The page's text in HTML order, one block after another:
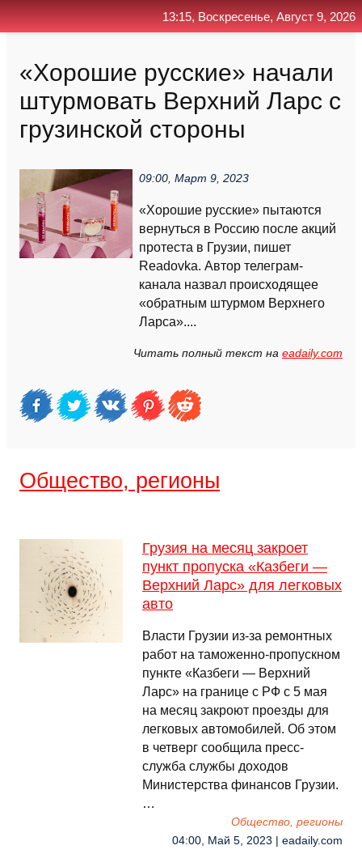
«Хорошие русские» начали
штурмовать Верхний Ларс с
грузинской стороны
09:00, Март 9, 2023
«Хорошие русские» пытаются
вернуться в Россию после акций
протеста в Грузии, пишет
Readovka. Автор телеграм-
канала назвал происходящее
«обратным штурмом Верхнего
Ларса»....
Читать полный текст на eadaily.com
Общество, регионы
Грузия на месяц закроет
пункт пропуска «Казбеги —
Верхний Ларс» для легковых
авто
Власти Грузии из-за ремонтных
работ на таможенно-пропускном
пункте «Казбеги — Верхний
Ларс» на границе с РФ с 5 мая
на месяц закроют проезды для
легковых автомобилей. Об этом
в четверг сообщила пресс-
служба службы доходов
Министерства финансов Грузии.
…
Общество, регионы
04:00, Май 5, 2023 | eadaily.com
13:15, Воскресенье, Август 9, 2026